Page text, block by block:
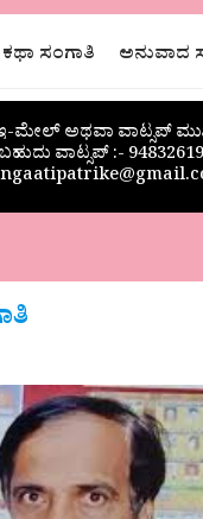
ಕಥಾ ಸಂಗಾತಿ ಅನುವಾದ
ಇ-ಮೇಲ್ ಅಥವಾ ವಾಟ್ಸಪ್
ವಾಟ್ಸಪ್‌ :-